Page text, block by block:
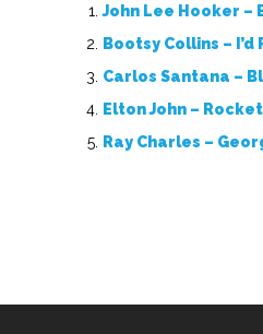
John Lee Hooker –
Bootsy Collins –
Carlos Santana –
Elton John –
Ray Charles –